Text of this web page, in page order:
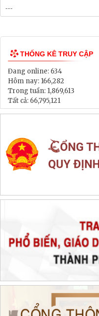
THỐNG KÊ TRUY CẬP
Đang online: 634
Hôm nay: 166,282
Trong tuần: 1,869,613
Tất cả: 66,795,121